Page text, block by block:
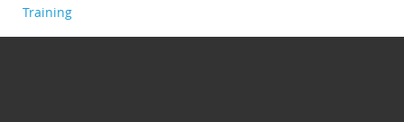
Training